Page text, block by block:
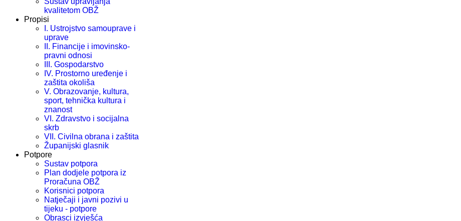
kvalitetom OBŽ
Propisi
I. Ustrojstvo samouprave i
uprave
II. Financije i imovinsko-
pravni odnosi
III. Gospodarstvo
IV. Prostorno uređenje i
zaštita okoliša
V. Obrazovanje, kultura,
sport, tehnička kultura i
znanost
VI. Zdravstvo i socijalna
skrb
VII. Civilna obrana i zaštita
Županijski glasnik
Potpore
Sustav potpora
Plan dodjele potpora iz
Proračuna OBŽ
Korisnici potpora
Natječaji i javni pozivi u
tijeku - potpore
Obrasci izvješća